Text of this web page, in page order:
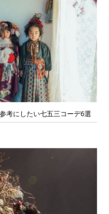
考にしたい七五三コーデ6選